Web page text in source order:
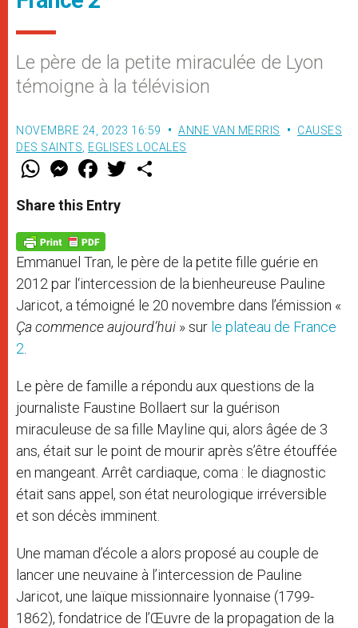
Le père de la petite miraculée de Lyon
témoigne à la télévision
NOVEMBRE 24, 2023 16:59 ANNE VAN MERRIS
CAUSES
DES SAINTS EGLISES LOCALES
W
t
s
p
p
M
e
s
e
g
e
r
F
a
e
b
o
k
w
Share this Entry
Emmanuel Tran, le père de la petite fille guérie en
2012 par l‘intercession de la bienheureuse Pauline
Jaricot, a témoigné le 20 novembre dans l’émission «
Ça commence aujourd’hui » sur le plateau de France
2
Le père de famille a répondu aux questions de la
journaliste Faustine Bollaert sur la guérison
miraculeuse de sa fille Mayline qui, alors âgée de 3
ans, était sur le point de mourir après s’être étouffée
en mangeant. Arrêt cardiaque, coma : le diagnostic
était sans appel, son état neurologique irréversible
et son décès imminent.
Une maman d’école a alors proposé au couple de
lancer une neuvaine à l’intercession de Pauline
Jaricot, une laïque missionnaire lyonnaise (1799-
1862), fondatrice de l’Œuvre de la propagation de la